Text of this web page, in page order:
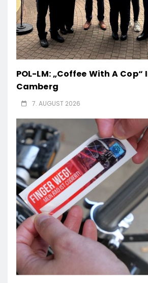
POL-LM: „Coffee With A Cop“
Camberg
7. AUGUST 2026